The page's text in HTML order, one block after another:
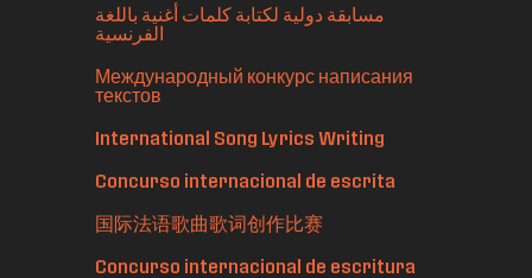
مسابقة دولية لكتابة كلمات أغنية باللغة
الفرنسية
Международный конкурс написания
текстов
International Song Lyrics Writing
Concurso internacional de escrita
国际法语歌曲歌词创作比赛
Concurso internacional de escritura